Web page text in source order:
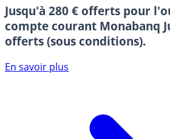
Jusqu'à 280 € offerts pour
compte courant Monabanq
offerts (sous conditions).
En savoir plus